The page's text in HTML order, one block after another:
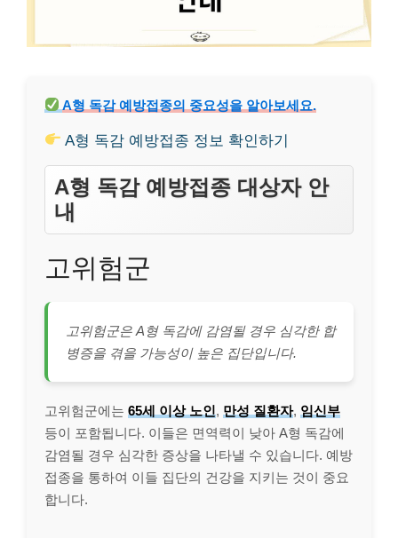
A형 독감 예방접종의 중요성을 알아보세요.
A형 독감 예방접종 정보 확인하기
A형 독감 예방접종 대상자 안
내
고위험군
고위험군은 A형 독감에 감염될 경우 심각한 합
병증을 겪을 가능성이 높은 집단입니다.
고위험군에는 65세 이상 노인, 만성 질환자, 임신부
등이 포함됩니다. 이들은 면역력이 낮아 A형 독감에
감염될 경우 심각한 증상을 나타낼 수 있습니다. 예방
접종을 통하여 이들 집단의 건강을 지키는 것이 중요
합니다.